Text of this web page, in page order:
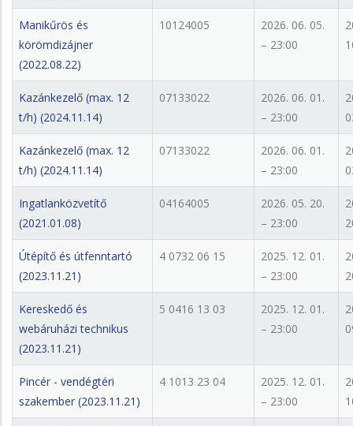
Manikűrös és
körömdizájner
(2022.08.22)
10124005
2026. 06. 05.
– 23:00
Kazánkezelő (max. 12
t/h) (2024.11.14)
07133022
2026. 06. 01.
– 23:00
Kazánkezelő (max. 12
t/h) (2024.11.14)
07133022
2026. 06. 01.
– 23:00
Ingatlanközvetítő
(2021.01.08)
04164005
2026. 05. 20.
– 23:00
Útépítő és útfenntartó
(2023.11.21)
4 0732 06 15
2025. 12. 01.
– 23:00
Kereskedő és
webáruházi technikus
(2023.11.21)
5 0416 13 03
2025. 12. 01.
– 23:00
Pincér - vendégtéri
szakember (2023.11.21)
4 1013 23 04
2025. 12. 01.
– 23:00